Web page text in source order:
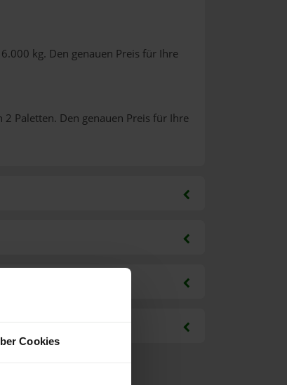
Cookies
kg. Den genauen Preis für Ihre
Paletten. Den genauen Preis für Ihre